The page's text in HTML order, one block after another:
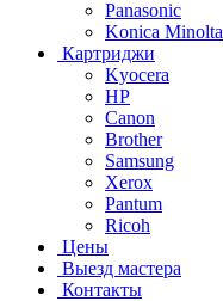
Panasonic
Konica Minolta
Картриджи
Kyocera
HP
Canon
Brother
Samsung
Xerox
Pantum
Ricoh
Цены
Выезд мастера
Контакты